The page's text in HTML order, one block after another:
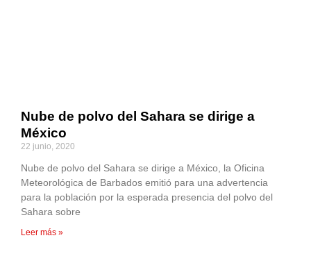
Nube de polvo del Sahara se dirige a
México
22 junio, 2020
Nube de polvo del Sahara se dirige a México, la Oficina
Meteorológica de Barbados emitió para una advertencia
para la población por la esperada presencia del polvo del
Sahara sobre
Leer más »